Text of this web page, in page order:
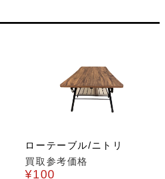
ローテーブル/ニトリ
買取参考価格
¥100